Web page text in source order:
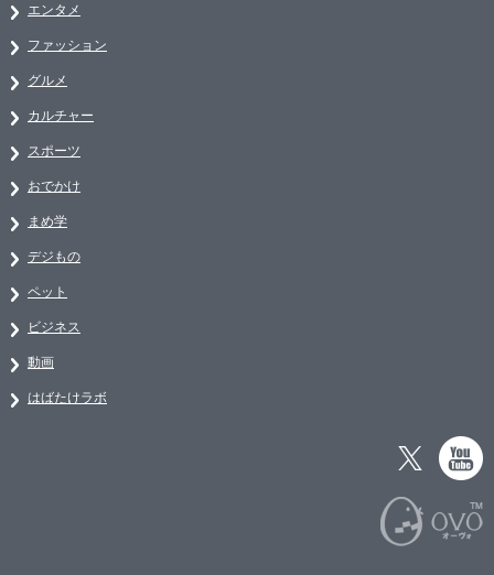
エンタメ
ファッション
グルメ
カルチャー
スポーツ
おでかけ
まめ学
デジもの
ペット
ビジネス
動画
はばたけラボ